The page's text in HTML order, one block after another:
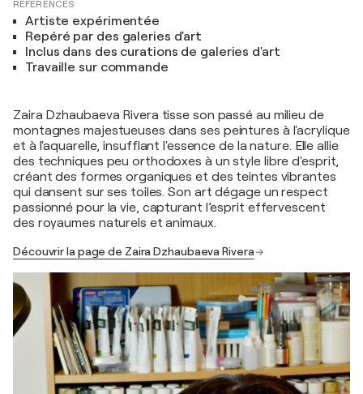
RÉFÉRENCES
Artiste expérimentée
Repéré par des galeries d'art
Inclus dans des curations de galeries d'art
Travaille sur commande
Zaira Dzhaubaeva Rivera tisse son passé au milieu de
montagnes majestueuses dans ses peintures à l'acrylique
et à l'aquarelle, insufflant l'essence de la nature. Elle allie
des techniques peu orthodoxes à un style libre d'esprit,
créant des formes organiques et des teintes vibrantes
qui dansent sur ses toiles. Son art dégage un respect
passionné pour la vie, capturant l’esprit effervescent
des royaumes naturels et animaux.
Découvrir la page de Zaira Dzhaubaeva Rivera